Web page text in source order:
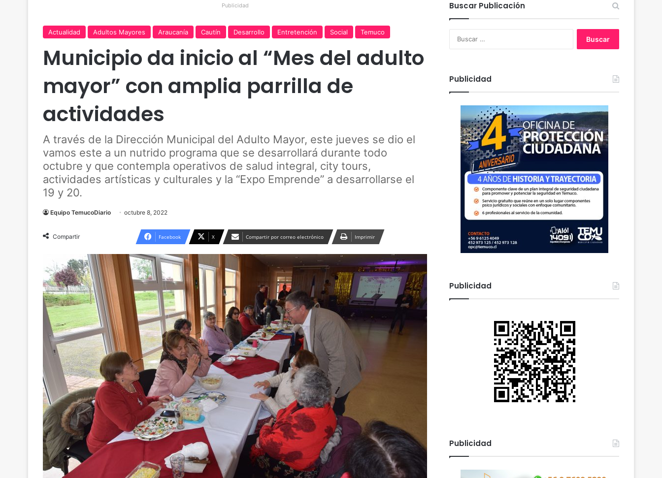
Publicidad
Actualidad Adultos Mayores Araucanía Cautín Desarrollo Entretención Social Temuco
Municipio da inicio al “Mes del adulto
mayor” con amplia parrilla de
actividades
A través de la Dirección Municipal del Adulto Mayor, este jueves se dio el
vamos este a un nutrido programa que se desarrollará durante todo
octubre y que contempla operativos de salud integral, city tours,
actividades artísticas y culturales y la “Expo Emprende” a desarrollarse el
19 y 20.
Equipo TemucoDiario octubre 8, 2022
Compartir Facebook X Compartir por correo electrónico Imprimir
Buscar Publicación
Publicidad
Publicidad
Publicidad